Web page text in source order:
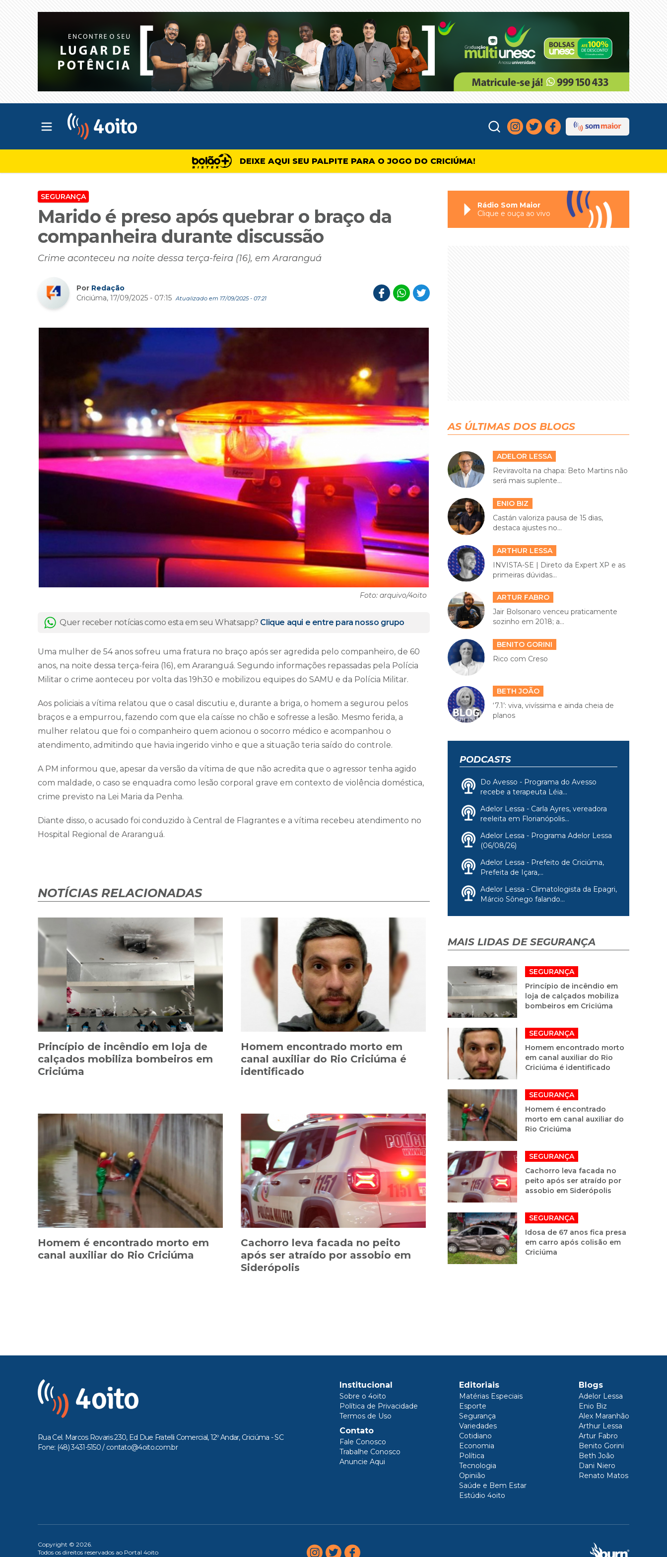
Abrir menu principal
DEIXE AQUI SEU PALPITE PARA O JOGO DO CRICIÚMA!
SEGURANÇA
Marido é preso após quebrar o braço da
companheira durante discussão
Crime aconteceu na noite dessa terça-feira (16), em Araranguá
Por Redação
Criciúma, 17/09/2025 - 07:15 Atualizado em 17/09/2025 - 07:21
Foto: arquivo/4oito
Quer receber notícias como esta em seu Whatsapp? Clique aqui e entre para nosso grupo
Uma mulher de 54 anos sofreu uma fratura no braço após ser agredida pelo companheiro, de 60
anos, na noite dessa terça-feira (16), em Araranguá. Segundo informações repassadas pela Polícia
Militar o crime aonteceu por volta das 19h30 e mobilizou equipes do SAMU e da Polícia Militar.
Aos policiais a vítima relatou que o casal discutiu e, durante a briga, o homem a segurou pelos
braços e a empurrou, fazendo com que ela caísse no chão e sofresse a lesão. Mesmo ferida, a
mulher relatou que foi o companheiro quem acionou o socorro médico e acompanhou o
atendimento, admitindo que havia ingerido vinho e que a situação teria saído do controle.
A PM informou que, apesar da versão da vítima de que não acredita que o agressor tenha agido
com maldade, o caso se enquadra como lesão corporal grave em contexto de violência doméstica,
crime previsto na Lei Maria da Penha.
Diante disso, o acusado foi conduzido à Central de Flagrantes e a vítima recebeu atendimento no
Hospital Regional de Araranguá.
NOTÍCIAS RELACIONADAS
Princípio de incêndio em loja de
calçados mobiliza bombeiros em
Criciúma
Homem encontrado morto em
canal auxiliar do Rio Criciúma é
identificado
Homem é encontrado morto em
canal auxiliar do Rio Criciúma
Cachorro leva facada no peito
após ser atraído por assobio em
Siderópolis
Rádio Som Maior
Clique e ouça ao vivo
AS ÚLTIMAS DOS BLOGS
ADELOR LESSA
Reviravolta na chapa: Beto Martins não
será mais suplente...
ENIO BIZ
Castán valoriza pausa de 15 dias,
destaca ajustes no...
ARTHUR LESSA
INVISTA-SE | Direto da Expert XP e as
primeiras dúvidas...
ARTUR FABRO
Jair Bolsonaro venceu praticamente
sozinho em 2018; a...
BENITO GORINI
Rico com Creso
BETH JOÃO
‘7.1’: viva, vivíssima e ainda cheia de
planos
PODCASTS
Do Avesso - Programa do Avesso
recebe a terapeuta Léia...
Adelor Lessa - Carla Ayres, vereadora
reeleita em Florianópolis...
Adelor Lessa - Programa Adelor Lessa
(06/08/26)
Adelor Lessa - Prefeito de Criciúma,
Prefeita de Içara,...
Adelor Lessa - Climatologista da Epagri,
Márcio Sônego falando...
MAIS LIDAS DE SEGURANÇA
SEGURANÇA
Princípio de incêndio em
loja de calçados mobiliza
bombeiros em Criciúma
SEGURANÇA
Homem encontrado morto
em canal auxiliar do Rio
Criciúma é identificado
SEGURANÇA
Homem é encontrado
morto em canal auxiliar do
Rio Criciúma
SEGURANÇA
Cachorro leva facada no
peito após ser atraído por
assobio em Siderópolis
SEGURANÇA
Idosa de 67 anos fica presa
em carro após colisão em
Criciúma
Rua Cel. Marcos Rovaris 230, Ed Due Fratelli Comercial, 12º Andar, Criciúma - SC
Fone: (48) 3431-5150 / contato@4oito.com.br
Institucional
Sobre o 4oito
Política de Privacidade
Termos de Uso
Contato
Fale Conosco
Trabalhe Conosco
Anuncie Aqui
Editoriais
Matérias Especiais
Esporte
Segurança
Variedades
Cotidiano
Economia
Política
Tecnologia
Opinião
Saúde e Bem Estar
Estúdio 4oito
Blogs
Adelor Lessa
Enio Biz
Alex Maranhão
Arthur Lessa
Artur Fabro
Benito Gorini
Beth João
Dani Niero
Renato Matos
Copyright © 2026.
Todos os direitos reservados ao Portal 4oito